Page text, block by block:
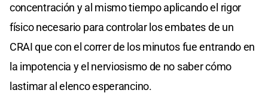
concentración y al mismo tiempo aplicando el rigor
físico necesario para controlar los embates de un
CRAI que con el correr de los minutos fue entrando en
la impotencia y el nerviosismo de no saber cómo
lastimar al elenco esperancino.